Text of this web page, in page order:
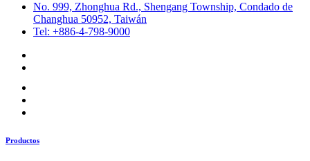
No. 999, Zhonghua Rd., Shengang Township, Condado de
Changhua 50952, Taiwán
Tel: +886-4-798-9000
Productos